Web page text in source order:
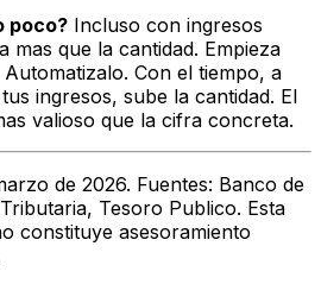
poco? Incluso con ingresos
mas que la cantidad. Empieza
Con el tiempo, a
ingresos, sube la cantidad. El
valioso que la cifra concreta.
de 2026. Fuentes: Banco de
Tesoro Publico. Esta
constituye asesoramiento